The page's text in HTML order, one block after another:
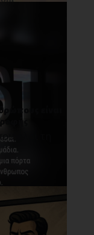
είναι
όλοι τη